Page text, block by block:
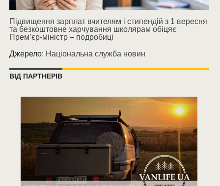
Підвищення зарплат вчителям і стипендій з 1 вересня
та безкоштовне харчування школярам обіцяє
Прем’єр-міністр – подробиці
Джерело: Національна служба новин
ВІД ПАРТНЕРІВ